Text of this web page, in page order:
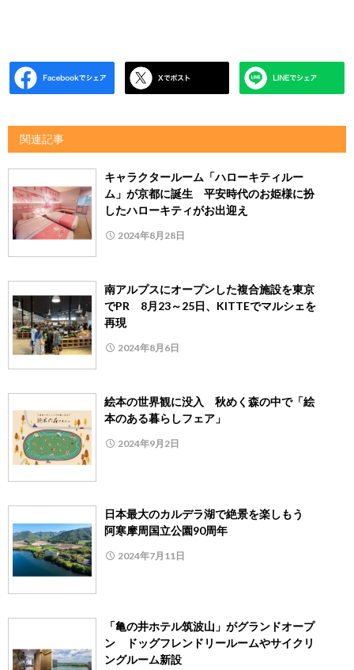
関連記事
キャラクタールーム「ハローキティルー
ム」が京都に誕生 平安時代のお姫様に扮
したハローキティがお出迎え
2024年8月28日
南アルプスにオープンした複合施設を東京
でPR 8月23～25日、KITTEでマルシェを
再現
2024年8月6日
絵本の世界観に没入 秋めく森の中で「絵
本のある暮らしフェア」
2024年9月2日
日本最大のカルデラ湖で絶景を楽しもう
阿寒摩周国立公園90周年
2024年7月11日
「亀の井ホテル筑波山」がグランドオープ
ン ドッグフレンドリールームやサイクリ
ングルーム新設